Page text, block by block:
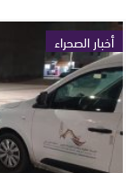
أخبار الصحراء